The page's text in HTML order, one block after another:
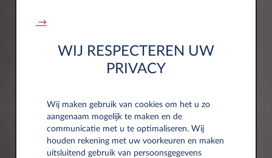
Btw-nummer*
Adresgegevens
→
WIJ RESPECTEREN UW
PRIVACY
Wij maken gebruik van cookies om het u zo
aangenaam mogelijk te maken en de
communicatie met u te optimaliseren. Wij
houden rekening met uw voorkeuren en maken
uitsluitend gebruik van persoonsgegevens